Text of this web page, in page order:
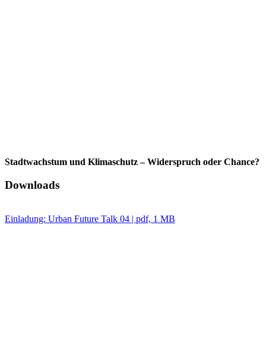
Stadtwachstum und Klimaschutz – Widerspruch oder Chance?
Downloads
Einladung: Urban Future Talk 04 | pdf, 1 MB